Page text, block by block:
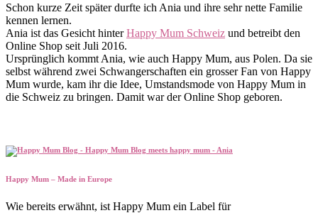
Schon kurze Zeit später durfte ich Ania und ihre sehr nette Familie
kennen lernen.
Ania ist das Gesicht hinterHappy Mum Schweiz und betreibt den
Online Shop seit Juli 2016.
Ursprünglich kommt Ania, wie auch Happy Mum, aus Polen. Da sie
selbst während zwei Schwangerschaften ein grosser Fan von Happy
Mum wurde, kam ihr die Idee, Umstandsmode von Happy Mum in
die Schweiz zu bringen. Damit war der Online Shop geboren.
Happy Mum – Made in Europe
Wie bereits erwähnt, ist Happy Mum ein Label für